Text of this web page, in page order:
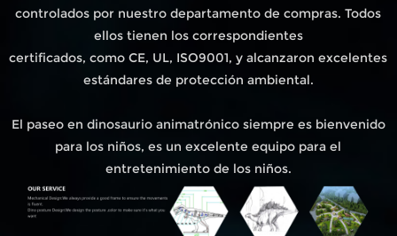
controlados por nuestro departamento de compras. Todos
ellos tienen los correspondientes
certificados, como CE, UL, ISO9001, y alcanzaron excelentes
estándares de protección ambiental.
El paseo en dinosaurio animatrónico siempre es bienvenido
para los niños, es un excelente equipo para el
entretenimiento de los niños.